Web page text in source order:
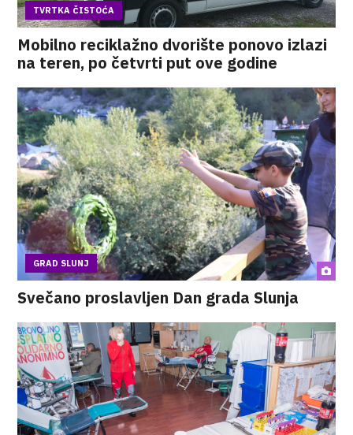
TVRTKA ČISTOĆA
Mobilno reciklažno dvorište ponovo izlazi
na teren, po četvrti put ove godine
GRAD SLUNJ
Svečano proslavljen Dan grada Slunja